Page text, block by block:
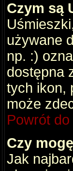
Czym są
używane
np. :)
dostępna
tych ikon,
może
Powrót
Czy
Jak